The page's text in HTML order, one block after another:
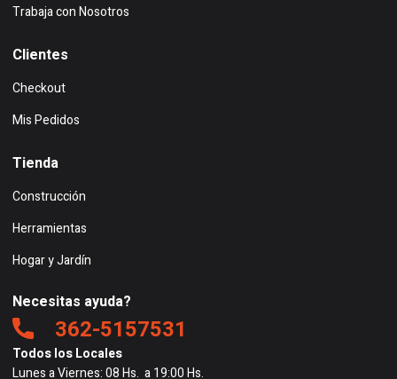
Trabaja con Nosotros
Clientes
Checkout
Mis Pedidos
Tienda
Construcción
Herramientas
Hogar y Jardín
Necesitas ayuda?
362-5157531
Todos los Locales
Lunes a Viernes: 08 Hs. a 19:00 Hs.